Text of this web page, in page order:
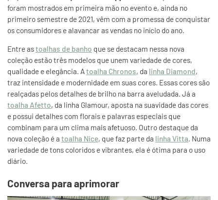
foram mostrados em primeira mão no evento e, ainda no
primeiro semestre de 2021, vêm com a promessa de conquistar
os consumidores e alavancar as vendas no início do ano.
Entre astoalhas de banho que se destacam nessa nova
coleção estão três modelos que unem variedade de cores,
qualidade e elegância. Atoalha Chronos, da linha Diamond,
traz intensidade e modernidade em suas cores. Essas cores são
realçadas pelos detalhes de brilho na barra aveludada. Já a
toalha Afetto, da linha Glamour, aposta na suavidade das cores
e possui detalhes com florais e palavras especiais que
combinam para um clima mais afetuoso. Outro destaque da
nova coleção é a toalha Nice, que faz parte da linha Vitta. Numa
variedade de tons coloridos e vibrantes, ela é ótima para o uso
diário.
Conversa para aprimorar